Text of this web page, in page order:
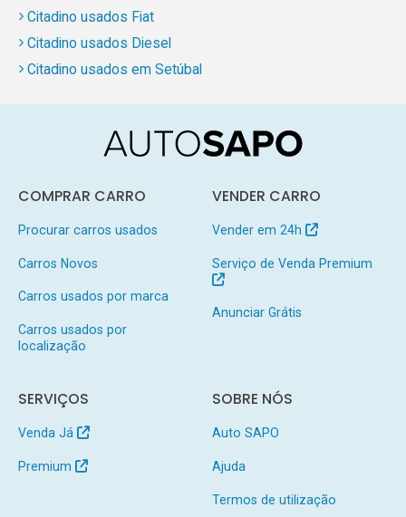
Citadino usados Fiat
Citadino usados Diesel
Citadino usados em Setúbal
COMPRAR CARRO
Procurar carros usados
Carros Novos
Carros usados por marca
Carros usados por
localização
VENDER CARRO
Vender em 24h
Serviço de Venda Premium
Anunciar Grátis
SERVIÇOS
Venda Já
Premium
SOBRE NÓS
Auto SAPO
Ajuda
Termos de utilização